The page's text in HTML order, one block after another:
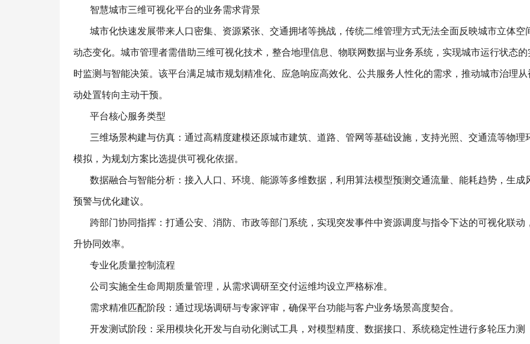
智慧城市三维可视化平台的业务需求背景
城市化快速发展带来人口密集、资源紧张、交通拥堵等挑战，传统二维管理方式无法全面反映城市立体空
动态变化。城市管理者需借助三维可视化技术，整合地理信息、物联网数据与业务系统，实现城市运行状态的
时监测与智能决策。该平台满足城市规划精准化、应急响应高效化、公共服务人性化的需求，推动城市治理从
动处置转向主动干预。
平台核心服务类型
三维场景构建与仿真：通过高精度建模还原城市建筑、道路、管网等基础设施，支持光照、交通流等物理
模拟，为规划方案比选提供可视化依据。
数据融合与智能分析：接入人口、环境、能源等多维数据，利用算法模型预测交通流量、能耗趋势，生成
预警与优化建议。
跨部门协同指挥：打通公安、消防、市政等部门系统，实现突发事件中资源调度与指令下达的可视化联动
升协同效率。
专业化质量控制流程
公司实施全生命周期质量管理，从需求调研至交付运维均设立严格标准。
需求精准匹配阶段：通过现场调研与专家评审，确保平台功能与客户业务场景高度契合。
开发测试阶段：采用模块化开发与自动化测试工具，对模型精度、数据接口、系统稳定性进行多轮压力测